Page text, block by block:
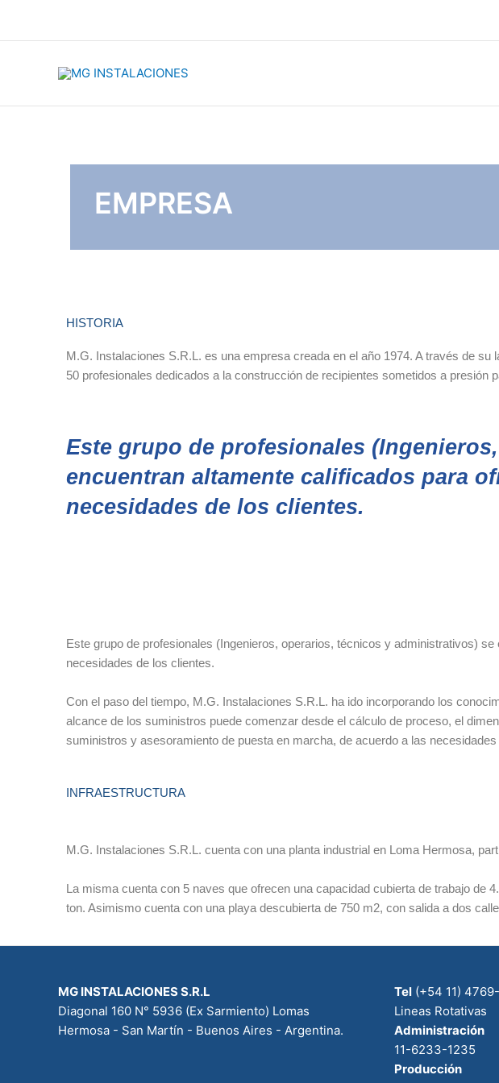
EMPRESA
HISTORIA
M.G. Instalaciones S.R.L. es una empresa creada en el año 1974. A través de
50 profesionales dedicados a la construcción de recipientes sometidos a
Este grupo de profesionales
encuentran altamente calificados para
necesidades de los clientes.
Este grupo de profesionales (Ingenieros, operarios, técnicos y administrativos)
necesidades de los clientes.
Con el paso del tiempo, M.G. Instalaciones S.R.L. ha ido incorporando los
alcance de los suministros puede comenzar desde el cálculo de proceso, el
suministros y asesoramiento de puesta en marcha, de acuerdo a las necesidades
INFRAESTRUCTURA
M.G. Instalaciones S.R.L. cuenta con una planta industrial en Loma Hermosa,
La misma cuenta con 5 naves que ofrecen una capacidad cubierta de trabajo de
ton. Asimismo cuenta con una playa descubierta de 750 m2, con salida a dos
MG INSTALACIONES S.R.L
Diagonal 160 N° 5936 (Ex Sarmiento) Lomas
Hermosa - San Martín - Buenos Aires - Argentina.
Tel (+54 11)
Lineas Rotativas
Administración
11-6233-1235
Producción